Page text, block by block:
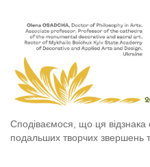
Сподіваємося, що ця
подальших творчих звершень